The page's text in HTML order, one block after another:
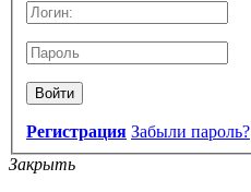
Войти
Регистрация Забыли пароль?
Закрыть